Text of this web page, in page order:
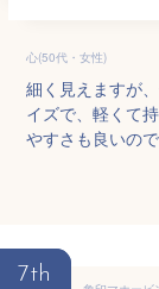
心(50代・女性)
細く見えますが
イズで、軽くて
やすさも良いの
7th